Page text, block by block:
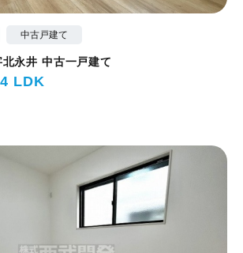
中古戸建て
永井 中古一戸建て
4 LDK